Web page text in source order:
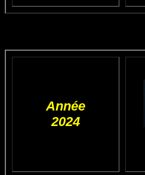
Année
2024